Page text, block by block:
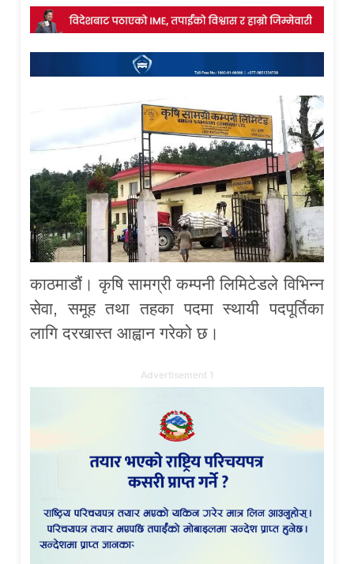
काठमाडौं। कृषि सामग्री कम्पनी लिमिटेडले विभिन्न
सेवा, समूह तथा तहका पदमा स्थायी पदपूर्तिका
लागि दरखास्त आह्वान गरेको छ।
Advertisement 1